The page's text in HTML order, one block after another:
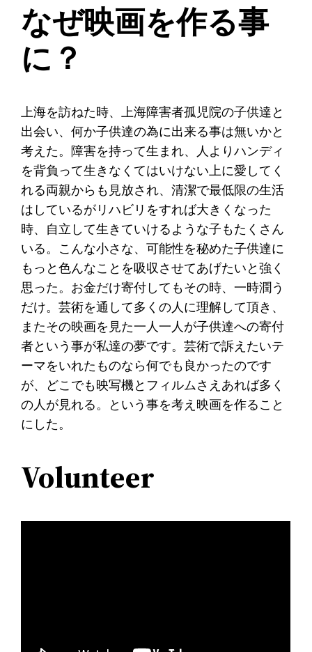
なぜ映画を作る事
に？
上海を訪ねた時、上海障害者孤児院の子供達と
出会い、何か子供達の為に出来る事は無いかと
考えた。障害を持って生まれ、人よりハンディ
を背負って生きなくてはいけない上に愛してく
れる両親からも見放され、清潔で最低限の生活
はしているがリハビリをすれば大きくなった
時、自立して生きていけるような子もたくさん
いる。こんな小さな、可能性を秘めた子供達に
もっと色んなことを吸収させてあげたいと強く
思った。お金だけ寄付してもその時、一時潤う
だけ。芸術を通して多くの人に理解して頂き、
またその映画を見た一人一人が子供達への寄付
者という事が私達の夢です。芸術で訴えたいテ
ーマをいれたものなら何でも良かったのです
が、どこでも映写機とフィルムさえあれば多く
の人が見れる。という事を考え映画を作ること
にした。
Volunteer